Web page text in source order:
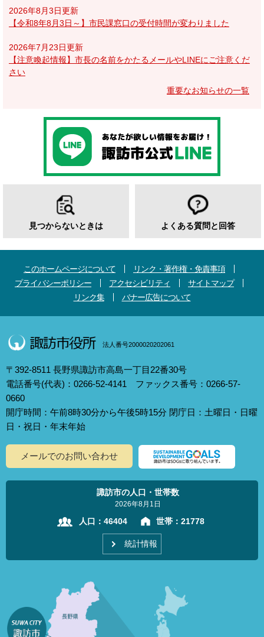
2026年8月3日更新
【令和8年8月3日～】市民課窓口の受付時間が変わりました
2026年7月23日更新
【注意喚起情報】市長の名前をかたるメールやLINEにご注意くだ
さい
重要なお知らせの一覧
見つからないときは よくある質問と回答
このホームページについて
リンク・著作権・免責事項
プライバシーポリシー
アクセシビリティ
サイトマップ
リンク集
バナー広告について
法人番号2000020202061
〒392-8511 長野県諏訪市高島一丁目22番30号
電話番号(代表)：0266-52-4141 ファックス番号：0266-57-
0660
開庁時間：午前8時30分から午後5時15分 閉庁日：土曜日・日曜
日・祝日・年末年始
メールでのお問い合わせ
諏訪市の人口・世帯数
2026年8月1日
人口： 46404 世帯： 21778
統計情報